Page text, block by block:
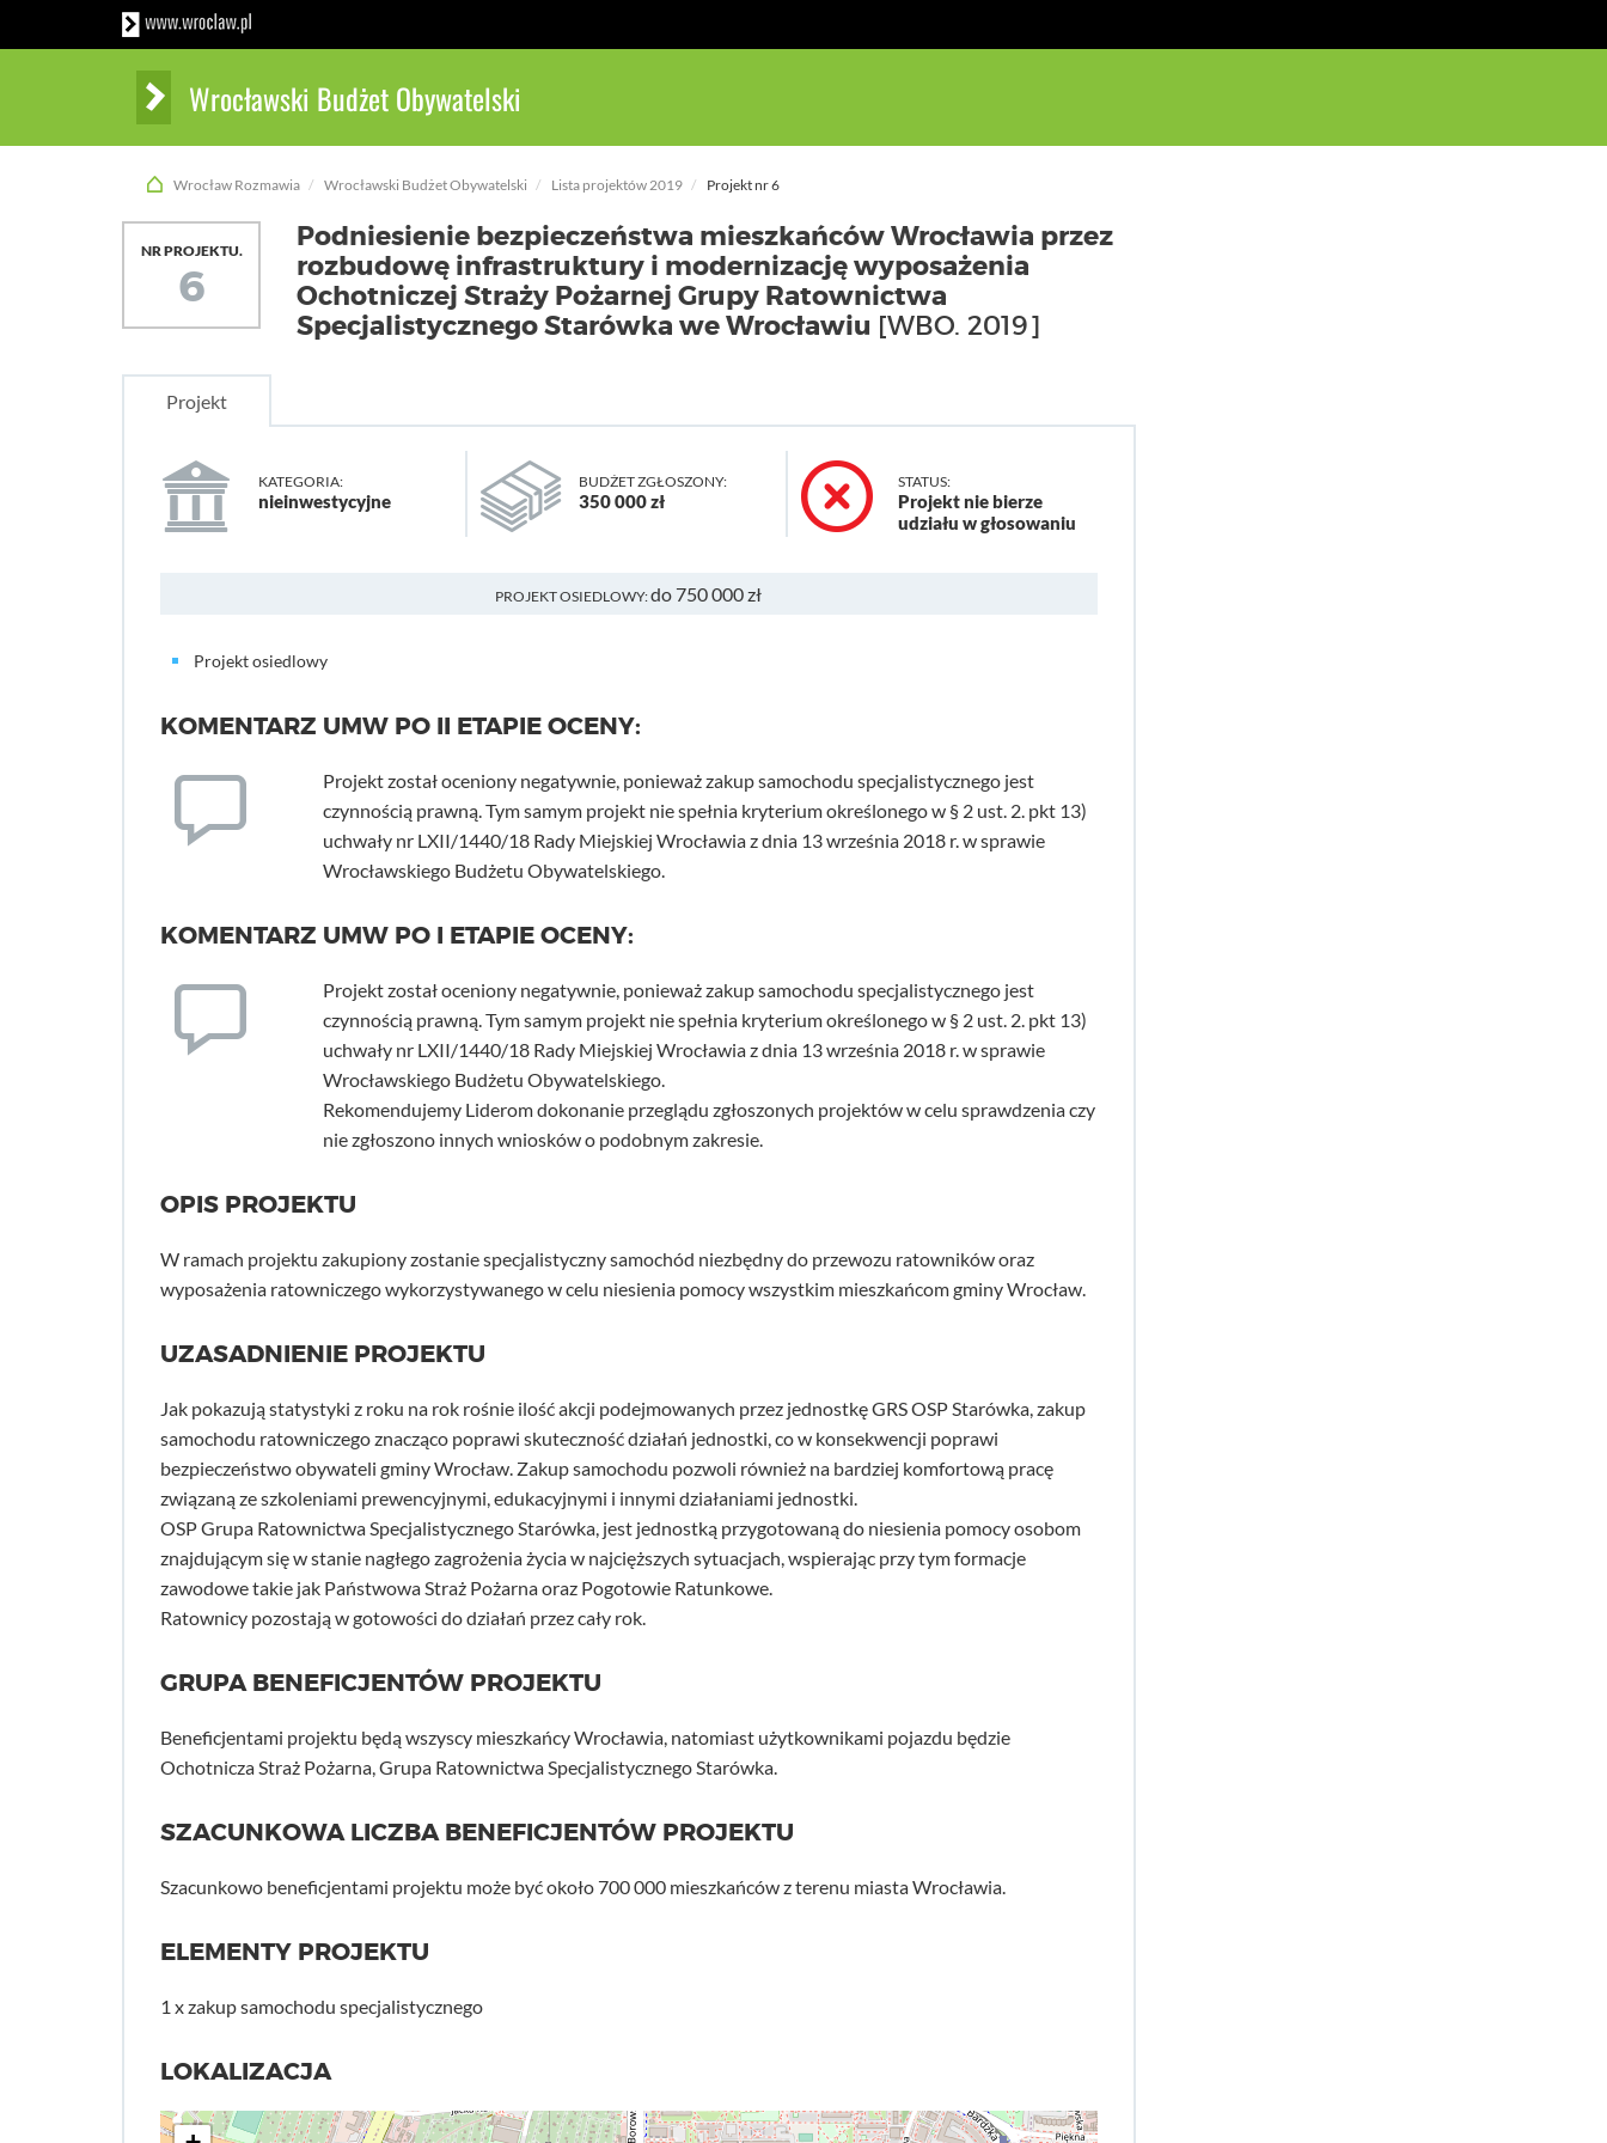
Wrocławski Budżet Obywatelski
Wrocław Rozmawia Wrocławski Budżet Obywatelski Lista projektów 2019 Projekt nr 6
NR PROJEKTU.
6
Podniesienie bezpieczeństwa mieszkańców Wrocławia przez
rozbudowę infrastruktury i modernizację wyposażenia
Ochotniczej Straży Pożarnej Grupy Ratownictwa
Specjalistycznego Starówka we Wrocławiu [WBO. 2019]
Projekt
KATEGORIA:
nieinwestycyjne
BUDŻET ZGŁOSZONY:
350 000 zł
STATUS:
Projekt nie bierze
udziału w głosowaniu
PROJEKT OSIEDLOWY:do 750 000 zł
Projekt osiedlowy
KOMENTARZ UMW PO II ETAPIE OCENY:
Projekt został oceniony negatywnie, ponieważ zakup samochodu specjalistycznego jest
czynnością prawną. Tym samym projekt nie spełnia kryterium określonego w § 2 ust. 2. pkt 13)
uchwały nr LXII/1440/18 Rady Miejskiej Wrocławia z dnia 13 września 2018 r. w sprawie
Wrocławskiego Budżetu Obywatelskiego.
KOMENTARZ UMW PO I ETAPIE OCENY:
Projekt został oceniony negatywnie, ponieważ zakup samochodu specjalistycznego jest
czynnością prawną. Tym samym projekt nie spełnia kryterium określonego w § 2 ust. 2. pkt 13)
uchwały nr LXII/1440/18 Rady Miejskiej Wrocławia z dnia 13 września 2018 r. w sprawie
Wrocławskiego Budżetu Obywatelskiego.
Rekomendujemy Liderom dokonanie przeglądu zgłoszonych projektów w celu sprawdzenia czy
nie zgłoszono innych wniosków o podobnym zakresie.
OPIS PROJEKTU
W ramach projektu zakupiony zostanie specjalistyczny samochód niezbędny do przewozu ratowników oraz
wyposażenia ratowniczego wykorzystywanego w celu niesienia pomocy wszystkim mieszkańcom gminy Wrocław.
UZASADNIENIE PROJEKTU
Jak pokazują statystyki z roku na rok rośnie ilość akcji podejmowanych przez jednostkę GRS OSP Starówka, zakup
samochodu ratowniczego znacząco poprawi skuteczność działań jednostki, co w konsekwencji poprawi
bezpieczeństwo obywateli gminy Wrocław. Zakup samochodu pozwoli również na bardziej komfortową pracę
związaną ze szkoleniami prewencyjnymi, edukacyjnymi i innymi działaniami jednostki.
OSP Grupa Ratownictwa Specjalistycznego Starówka, jest jednostką przygotowaną do niesienia pomocy osobom
znajdującym się w stanie nagłego zagrożenia życia w najcięższych sytuacjach, wspierając przy tym formacje
zawodowe takie jak Państwowa Straż Pożarna oraz Pogotowie Ratunkowe.
Ratownicy pozostają w gotowości do działań przez cały rok.
GRUPA BENEFICJENTÓW PROJEKTU
Beneficjentami projektu będą wszyscy mieszkańcy Wrocławia, natomiast użytkownikami pojazdu będzie
Ochotnicza Straż Pożarna, Grupa Ratownictwa Specjalistycznego Starówka.
SZACUNKOWA LICZBA BENEFICJENTÓW PROJEKTU
Szacunkowo beneficjentami projektu może być około 700 000 mieszkańców z terenu miasta Wrocławia.
ELEMENTY PROJEKTU
1 x zakup samochodu specjalistycznego
LOKALIZACJA